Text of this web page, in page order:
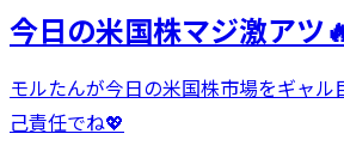
今日の米国株マジ激アツ
モルたんが今日の米国株市場をギャ
己責任でね💖